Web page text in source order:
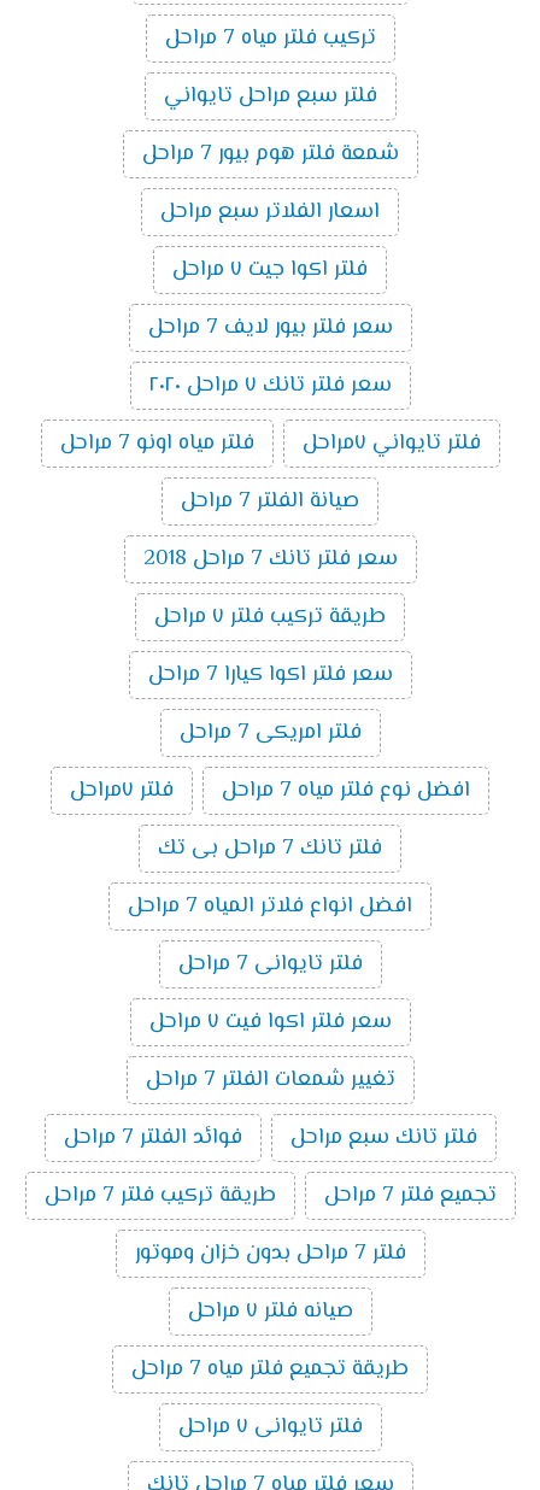
تركيب فلتر مياه 7 مراحل
فلتر سبع مراحل تايواني
شمعة فلتر هوم بيور 7 مراحل
اسعار الفلاتر سبع مراحل
فلتر اكوا جيت ٧ مراحل
سعر فلتر بيور لايف 7 مراحل
سعر فلتر تانك ٧ مراحل ٢٠٢٠
فلتر تايواني ٧مراحل
فلتر مياه اونو 7 مراحل
صيانة الفلتر 7 مراحل
سعر فلتر تانك 7 مراحل 2018
طريقة تركيب فلتر ٧ مراحل
سعر فلتر اكوا كيارا 7 مراحل
فلتر امريكى 7 مراحل
افضل نوع فلتر مياه 7 مراحل
فلتر ٧مراحل
فلتر تانك 7 مراحل بى تك
افضل انواع فلاتر المياه 7 مراحل
فلتر تايوانى 7 مراحل
سعر فلتر اكوا فيت ٧ مراحل
تغيير شمعات الفلتر 7 مراحل
فلتر تانك سبع مراحل
فوائد الفلتر 7 مراحل
تجميع فلتر 7 مراحل
طريقة تركيب فلتر 7 مراحل
فلتر 7 مراحل بدون خزان وموتور
صيانه فلتر ٧ مراحل
طريقة تجميع فلتر مياه 7 مراحل
فلتر تايوانى ٧ مراحل